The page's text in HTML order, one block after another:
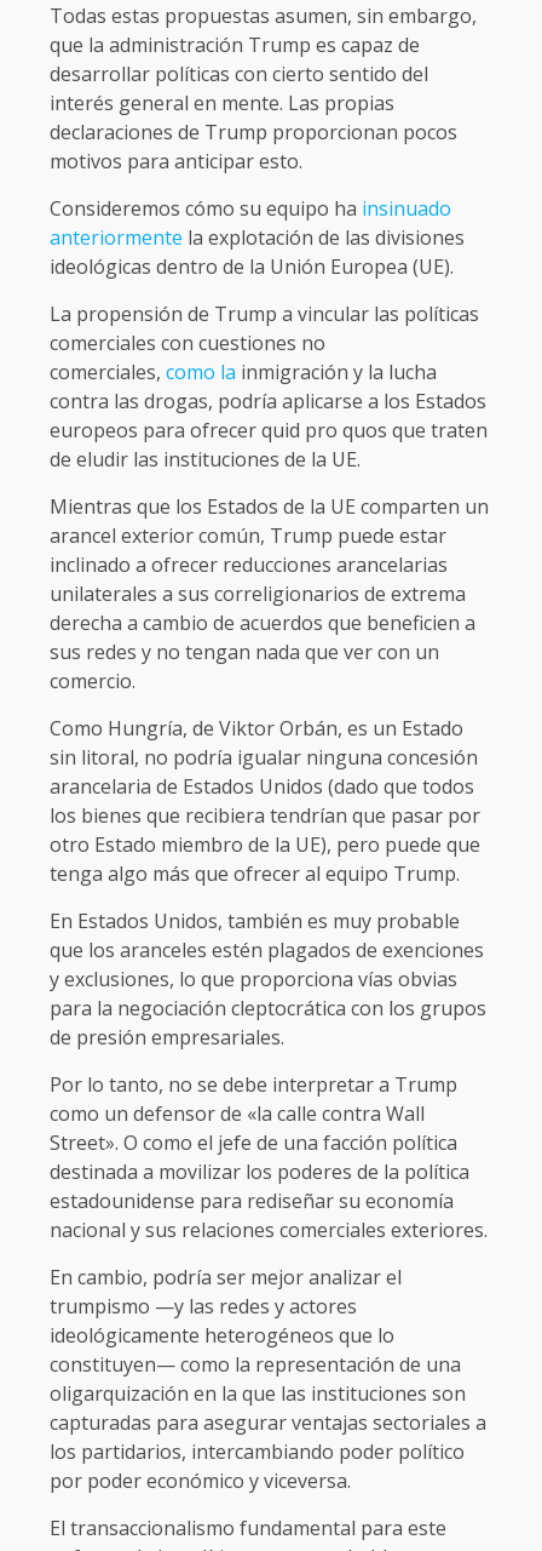
Todas estas propuestas asumen, sin embargo,
que la administración Trump es capaz de
desarrollar políticas con cierto sentido del
interés general en mente. Las propias
declaraciones de Trump proporcionan pocos
motivos para anticipar esto.
Consideremos cómo su equipo ha insinuado
anteriormente la explotación de las divisiones
ideológicas dentro de la Unión Europea (UE).
La propensión de Trump a vincular las políticas
comerciales con cuestiones no
comerciales, como la inmigración y la lucha
contra las drogas, podría aplicarse a los Estados
europeos para ofrecer quid pro quos que traten
de eludir las instituciones de la UE.
Mientras que los Estados de la UE comparten un
arancel exterior común, Trump puede estar
inclinado a ofrecer reducciones arancelarias
unilaterales a sus correligionarios de extrema
derecha a cambio de acuerdos que beneficien a
sus redes y no tengan nada que ver con un
comercio.
Como Hungría, de Viktor Orbán, es un Estado
sin litoral, no podría igualar ninguna concesión
arancelaria de Estados Unidos (dado que todos
los bienes que recibiera tendrían que pasar por
otro Estado miembro de la UE), pero puede que
tenga algo más que ofrecer al equipo Trump.
En Estados Unidos, también es muy probable
que los aranceles estén plagados de exenciones
y exclusiones, lo que proporciona vías obvias
para la negociación cleptocrática con los grupos
de presión empresariales.
Por lo tanto, no se debe interpretar a Trump
como un defensor de «la calle contra Wall
Street». O como el jefe de una facción política
destinada a movilizar los poderes de la política
estadounidense para rediseñar su economía
nacional y sus relaciones comerciales exteriores.
En cambio, podría ser mejor analizar el
trumpismo —y las redes y actores
ideológicamente heterogéneos que lo
constituyen— como la representación de una
oligarquización en la que las instituciones son
capturadas para asegurar ventajas sectoriales a
los partidarios, intercambiando poder político
por poder económico y viceversa.
El transaccionalismo fundamental para este